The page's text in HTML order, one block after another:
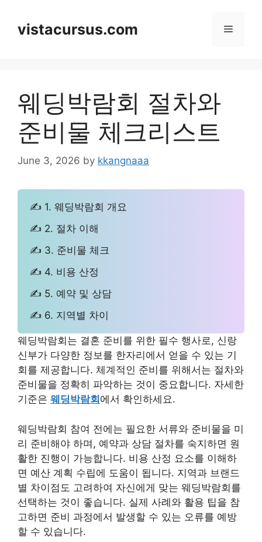
contentvistacursus.com Menu
웨딩박람회 절차와
준비물 체크리스트
June 3, 2026 by kkangnaaa
✍ 1. 웨딩박람회 개요
✍ 2. 절차 이해
✍ 3. 준비물 체크
✍ 4. 비용 산정
✍ 5. 예약 및 상담
✍ 6. 지역별 차이
웨딩박람회는 결혼 준비를 위한 필수 행사로, 신랑
신부가 다양한 정보를 한자리에서 얻을 수 있는 기
회를 제공합니다. 체계적인 준비를 위해서는 절차와
준비물을 정확히 파악하는 것이 중요합니다. 자세한
기준은 웨딩박람회 에서 확인하세요.
웨딩박람회 참여 전에는 필요한 서류와 준비물을 미
리 준비해야 하며, 예약과 상담 절차를 숙지하면 원
활한 진행이 가능합니다. 비용 산정 요소를 이해하
면 예산 계획 수립에 도움이 됩니다. 지역과 브랜드
별 차이점도 고려하여 자신에게 맞는 웨딩박람회를
선택하는 것이 좋습니다. 실제 사례와 활용 팁을 참
고하면 준비 과정에서 발생할 수 있는 오류를 예방
할 수 있습니다.